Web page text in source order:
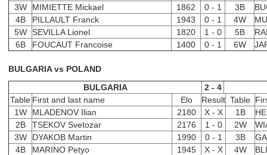
3W
MIMIETTE Mickael 1862 0 - 1 3B
4B
PILLAULT Franck 1943 0 - 1 4W
5W SEVILLA Lionel 1820 1 - 0 5B
6B
FOUCAUT Francoise 1400 0 - 1 6W
BULGARIA vs POLAND
BULGARIA
2 - 4
Table First and last name Elo Result Table
1W
MLADENOV Ilian 2180 X - X 1B
2B
TSEKOV Svetozar 2176 1 - 0 2W
3W
DYAKOB Martin 1990 0 - 1 3B
4B
MARINO Petyo 1945 X - X 4W